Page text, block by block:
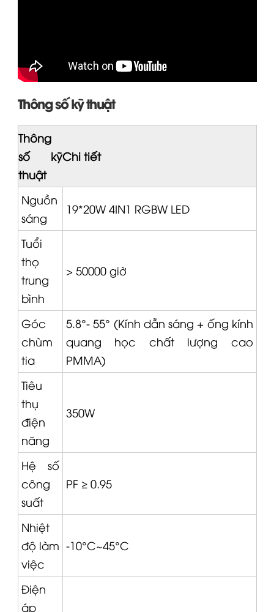
Thông số kỹ thuật
Thông
số kỹ
thuật
Chi tiết
Nguồn
sáng
19*20W 4IN1 RGBW LED
Tuổi
thọ
trung
bình
> 50000 giờ
Góc
chùm
tia
5.8°- 55° (Kính dẫn sáng + ống kính
quang học chất lượng cao
PMMA)
Tiêu
thụ
điện
năng
350W
Hệ số
công
suất
PF ≥ 0.95
Nhiệt
độ làm
việc
-10°C~45°C
Điện
áp